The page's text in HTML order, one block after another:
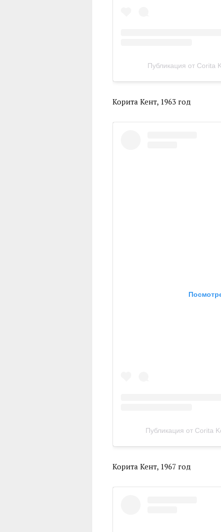
Публикация от Corita
Корита Кент, 1963 год
Публикация от Corita
Корита Кент, 1967 год